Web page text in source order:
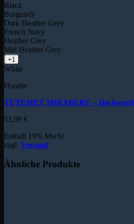
Black
Burgundy
Dark Heather Grey
French Navy
Heather Grey
Mid Heather Grey
+1
White
Hoodie
TUTEMET MIRABERE –
53,99 €
Enthält 19% MwSt.
zzgl. Versand
Ähnliche Produkte